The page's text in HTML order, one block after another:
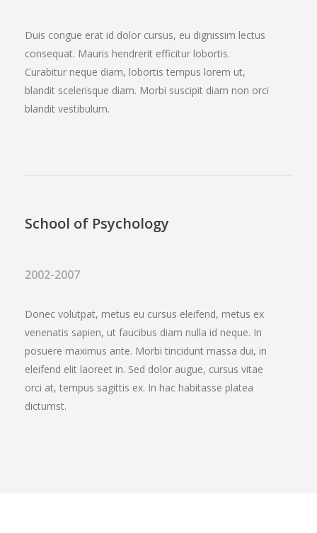
Duis congue erat id dolor cursus, eu dignissim lectus
consequat. Mauris hendrerit efficitur lobortis.
Curabitur neque diam, lobortis tempus lorem ut,
blandit scelerisque diam. Morbi suscipit diam non orci
blandit vestibulum.
School of Psychology
2002-2007
Donec volutpat, metus eu cursus eleifend, metus ex
venenatis sapien, ut faucibus diam nulla id neque. In
posuere maximus ante. Morbi tincidunt massa dui, in
eleifend elit laoreet in. Sed dolor augue, cursus vitae
orci at, tempus sagittis ex. In hac habitasse platea
dictumst.